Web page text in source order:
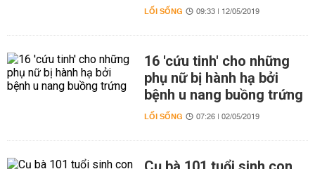
LỐI SỐNG 09:33 | 12/05/2019
16 'cứu tinh' cho những
phụ nữ bị hành hạ bởi
bệnh u nang buồng trứng
LỐI SỐNG 07:26 | 02/05/2019